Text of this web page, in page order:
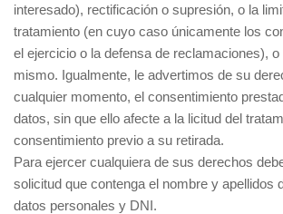
interesado), rectificación o supresión, o la
tratamiento (en cuyo caso únicamente los
el ejercicio o la defensa de reclamaciones),
mismo. Igualmente, le advertimos de su
cualquier momento, el consentimiento
datos, sin que ello afecte a la licitud del
consentimiento previo a su retirada.
Para ejercer cualquiera de sus derechos
solicitud que contenga el nombre y apellidos
datos personales y DNI.